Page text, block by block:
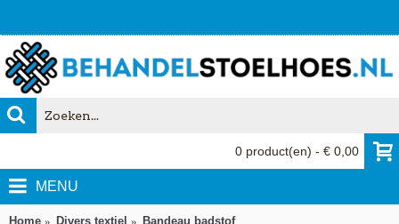
0 product(en) - € 0,00
MENU
Home Divers textiel
Bandeau badstof